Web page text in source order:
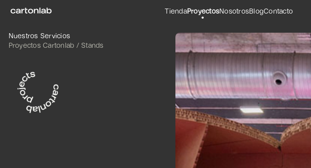
TiendaProyectosNosotrosBlogContacto
Nuestros Servicios
Proyectos Cartonlab / Stands